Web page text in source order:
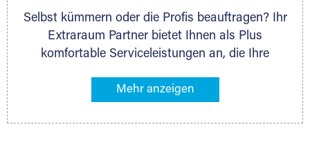
Selbst kümmern oder die Profis beauftragen? Ihr
Extraraum Partner bietet Ihnen als Plus
komfortable Serviceleistungen an, die Ihre
gehören z. B. Verpackungsservice, Lieferung von
Ihr Lagergut wird bei Ihrem Extraraum Partner